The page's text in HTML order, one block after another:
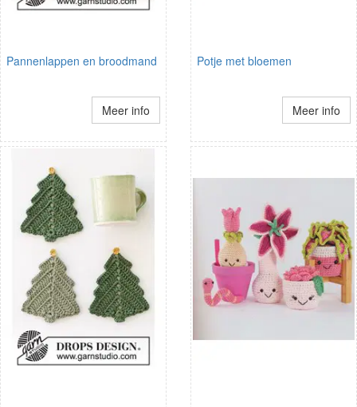
Pannenlappen en broodmand
Meer info
Potje met bloemen
Meer info